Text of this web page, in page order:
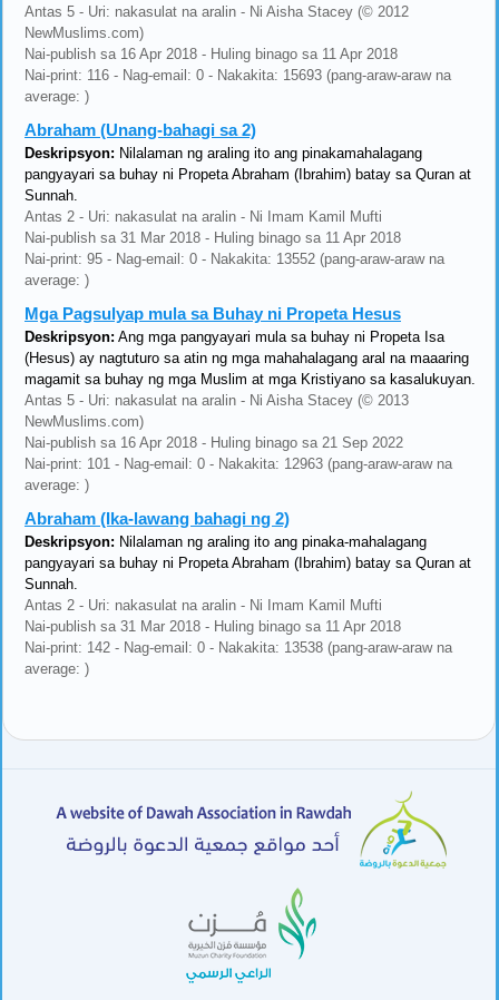
Antas 5 - Uri: nakasulat na aralin - Ni Aisha Stacey (© 2012
NewMuslims.com)
Nai-publish sa 16 Apr 2018 - Huling binago sa 11 Apr 2018
Nai-print: 116 - Nag-email: 0 - Nakakita: 15693 (pang-araw-araw na
average: )
Abraham (Unang-bahagi sa 2)
Deskripsyon: Nilalaman ng araling ito ang pinakamahalagang
pangyayari sa buhay ni Propeta Abraham (Ibrahim) batay sa Quran at
Sunnah.
Antas 2 - Uri: nakasulat na aralin - Ni Imam Kamil Mufti
Nai-publish sa 31 Mar 2018 - Huling binago sa 11 Apr 2018
Nai-print: 95 - Nag-email: 0 - Nakakita: 13552 (pang-araw-araw na
average: )
Mga Pagsulyap mula sa Buhay ni Propeta Hesus
Deskripsyon: Ang mga pangyayari mula sa buhay ni Propeta Isa
(Hesus) ay nagtuturo sa atin ng mga mahahalagang aral na maaaring
magamit sa buhay ng mga Muslim at mga Kristiyano sa kasalukuyan.
Antas 5 - Uri: nakasulat na aralin - Ni Aisha Stacey (© 2013
NewMuslims.com)
Nai-publish sa 16 Apr 2018 - Huling binago sa 21 Sep 2022
Nai-print: 101 - Nag-email: 0 - Nakakita: 12963 (pang-araw-araw na
average: )
Abraham (Ika-lawang bahagi ng 2)
Deskripsyon: Nilalaman ng araling ito ang pinaka-mahalagang
pangyayari sa buhay ni Propeta Abraham (Ibrahim) batay sa Quran at
Sunnah.
Antas 2 - Uri: nakasulat na aralin - Ni Imam Kamil Mufti
Nai-publish sa 31 Mar 2018 - Huling binago sa 11 Apr 2018
Nai-print: 142 - Nag-email: 0 - Nakakita: 13538 (pang-araw-araw na
average: )